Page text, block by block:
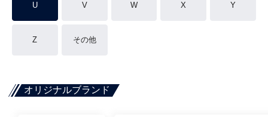
U V W X Y
Z その他
オリジナルブランド